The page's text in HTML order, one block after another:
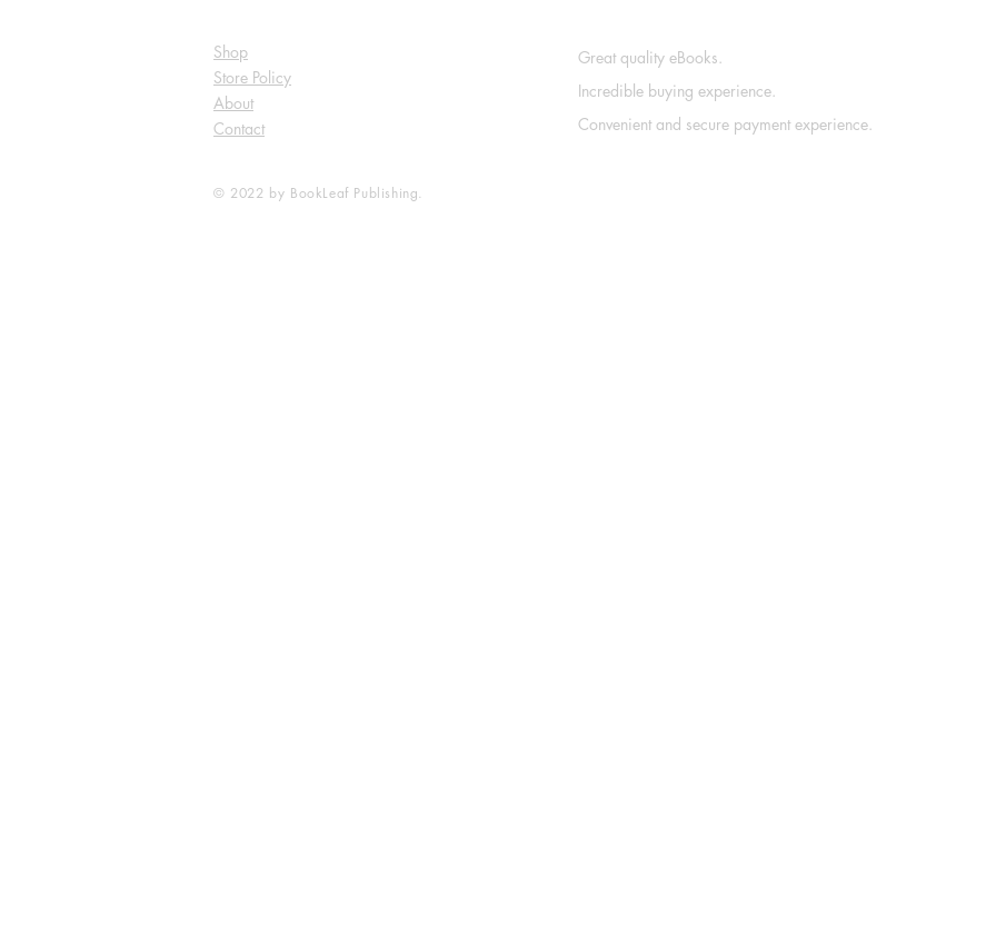
Shop
Store Policy
About
Contact
© 2022 by BookLeaf Publishing.
Great quality eBooks.
Incredible buying experience.
Convenient and secure payment experience.